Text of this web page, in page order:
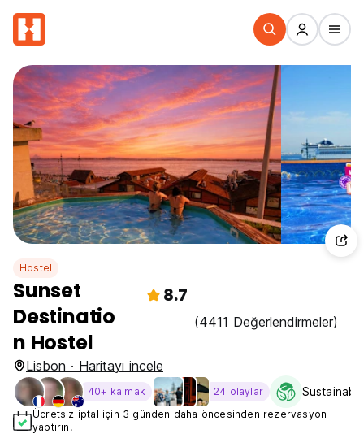
Hostel
Sunset
Destinatio
n Hostel
8.7
(4411 Değerlendirmeler)
Lisbon · Haritayı incele
40+ kalmak 24 olaylar
Ücretsiz iptal için 3 günden daha öncesinden rezervasyon
yaptırın.